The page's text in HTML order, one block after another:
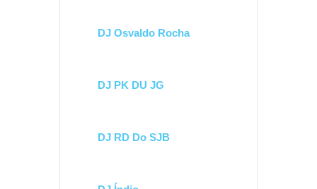
DJ Osvaldo Rocha
DJ PK DU JG
DJ RD Do SJB